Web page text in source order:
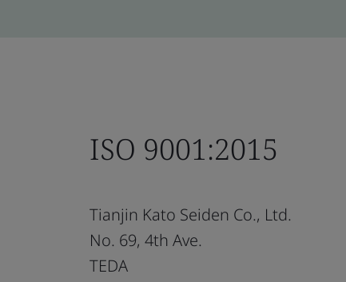
ISO 9001:2015
Tianjin Kato Seiden Co., Ltd.
No. 69, 4th Ave.
TEDA